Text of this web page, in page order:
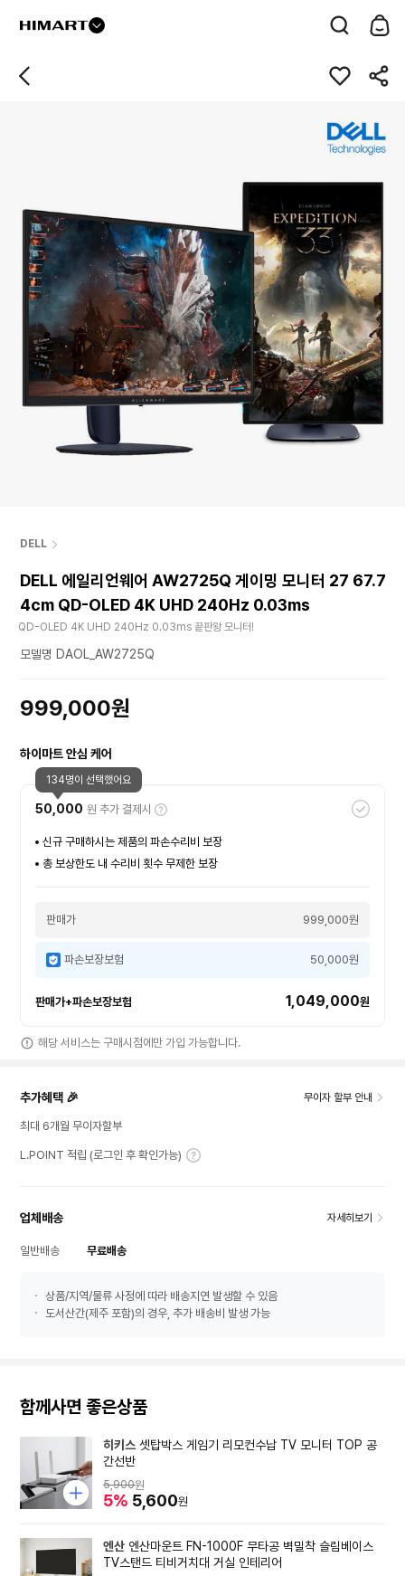
DELL
DELL 에일리언웨어 AW2725Q 게이밍 모니터 27 67.7
4cm QD-OLED 4K UHD 240Hz 0.03ms
QD-OLED 4K UHD 240Hz 0.03ms 끝판왕 모니터!
모델명 DAOL_AW2725Q
999,000원
하이마트 안심 케어
50,000 원 추가 결제시
신규 구매하시는 제품의 파손수리비 보장
총 보상한도 내 수리비 횟수 무제한 보장
판매가 999,000원
파손보장보험 50,000원
판매가+파손보장보험 1,049,000원
134명이 선택했어요
해당 서비스는 구매시점에만 가입 가능합니다.
추가혜택 🎉 무이자 할부 안내
최대 6개월 무이자할부
L.POINT 적립 (로그인 후 확인가능)
업체배송 자세히보기
일반배송 무료배송
상품/지역/물류 사정에 따라 배송지연 발생할 수 있음
도서산간(제주 포함)의 경우, 추가 배송비 발생 가능
함께사면 좋은상품
히키스 셋탑박스 게임기 리모컨수납 TV 모니터 TOP 공
간선반
5,900원
5% 5,600원
엔산 엔산마운트 FN-1000F 무타공 벽밀착 슬림베이스
TV스탠드 티비거치대 거실 인테리어